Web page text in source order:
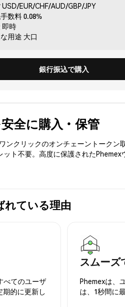
USD/EUR/CHF/AUD/GBP/JPY
数料0.08%
即時
用途 大口
銀行振込で購入
全に購入・保管
ンクリックのオンチェーントークン
ト不要。高度に保護された
れている理由
べてのユーザ
期的に更新し
スムーズ
Phemexは、
は、1秒間に